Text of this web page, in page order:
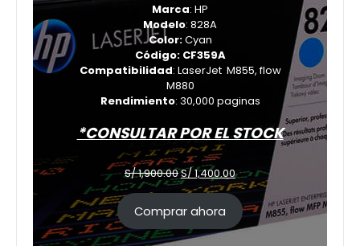
Marca: HP
Modelo: 828A
Color:Cyan
Código: CF359A
Compatibilidad: LaserJet M855, flow
M880
Rendimiento: 30,000 paginas
*CONSULTAR POR EL STOCK
S/1,900.00El
precio
original
era:
S/ 1,900.00.
S/1,400.00El
precio
actual
es:
S/ 1,400.00.
Comprar ahora